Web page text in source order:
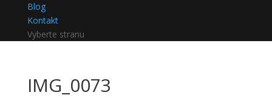
Blog
Kontakt
Vyberte stranu
IMG_0073